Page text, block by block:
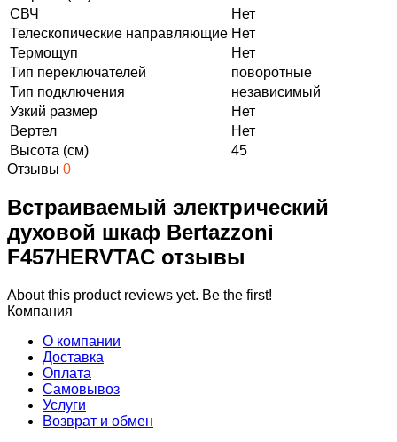
СВЧ
Нет
Телескопические направляющие Нет
Термощуп
Нет
Тип переключателей
поворотные
Тип подключения
независимый
Узкий размер
Нет
Вертел
Нет
Высота (см)
45
Отзывы 0
Встраиваемый электрический
духовой шкаф Bertazzoni
F457HERVTAC отзывы
About this product reviews yet. Be the first!
Компания
О компании
Доставка
Оплата
Самовывоз
Услуги
Возврат и обмен